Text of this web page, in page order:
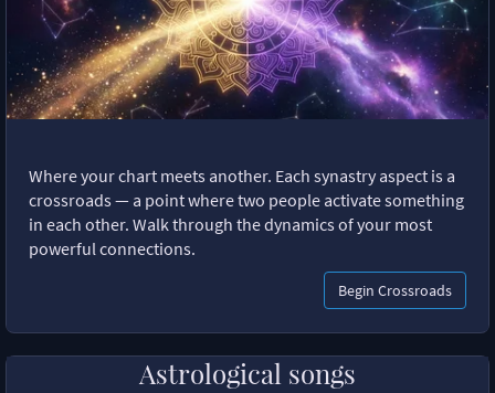
Where your chart meets another. Each synastry aspect is a
crossroads — a point where two people activate something
in each other. Walk through the dynamics of your most
powerful connections.
Begin Crossroads
Astrological songs